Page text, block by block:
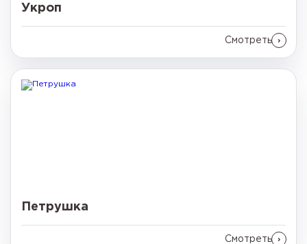
Укроп
Смотреть
Петрушка
Смотреть